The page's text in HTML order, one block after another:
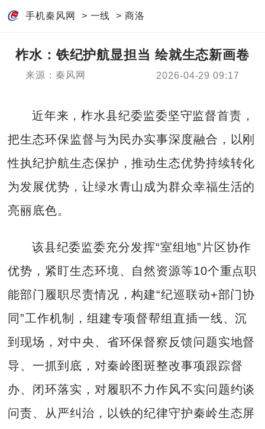
手机秦风网 > 一线 > 商洛
柞水：铁纪护航显担当 绘就生态新画卷
来源：秦风网 2026-04-29 09:17
近年来，柞水县纪委监委坚守监督首责，
把生态环保监督与为民办实事深度融合，以刚
性执纪护航生态保护，推动生态优势持续转化
为发展优势，让绿水青山成为群众幸福生活的
亮丽底色。
该县纪委监委充分发挥“室组地”片区协作
优势，紧盯生态环境、自然资源等10个重点职
能部门履职尽责情况，构建“纪巡联动+部门协
同”工作机制，组建专项督帮组直插一线、沉
到现场，对中央、省环保督察反馈问题实地督
导、一抓到底，对秦岭图斑整改事项跟踪督
办、闭环落实，对履职不力作风不实问题约谈
问责、从严纠治，以铁的纪律守护秦岭生态屏